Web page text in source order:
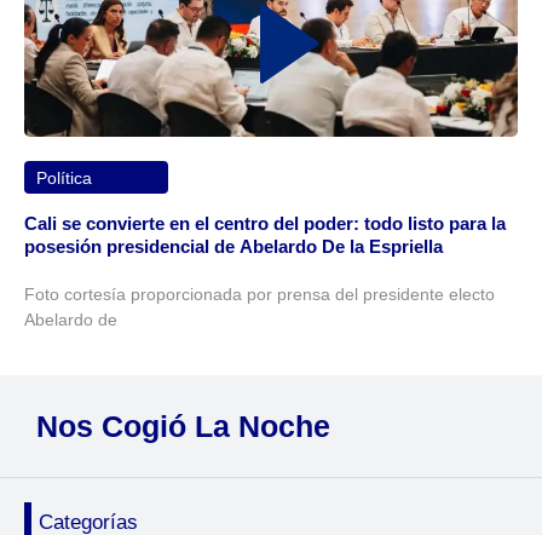
Política
Cali se convierte en el centro del poder: todo listo para la
posesión presidencial de Abelardo De la Espriella
Foto cortesía proporcionada por prensa del presidente electo
Abelardo de
Nos Cogió La Noche
Categorías